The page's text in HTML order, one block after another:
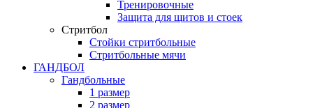
Тренировочные
Защита для щитов и стоек
Стритбол
Стойки стритбольные
Стритбольные мячи
ГАНДБОЛ
Гандбольные
1 размер
2 размер